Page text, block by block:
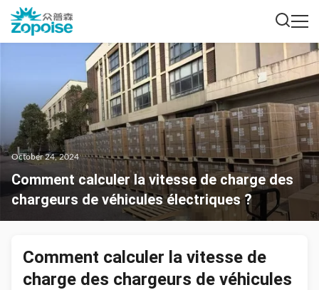
October 24, 2024
Comment calculer la vitesse de charge des
chargeurs de véhicules électriques ?
Comment calculer la vitesse de
charge des chargeurs de véhicules